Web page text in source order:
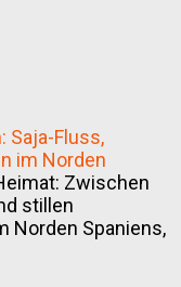
Saja-Fluss,
im Norden
Zwischen
stillen
Norden Spaniens,